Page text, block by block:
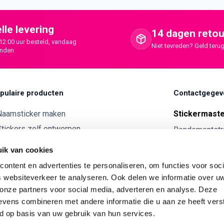
van cookies
en advertenties te personaliseren, om functies voor
websiteverkeer te analyseren. Ook delen we informatie over
partners voor social media, adverteren en analyse. Deze
combineren met andere informatie die u aan ze heeft
op basis van uw gebruik van hun services.
levering
uur besteld, vandaag
14 dagen
Niet tevreden? Geld
producten
maken
zelf ontwerpen
je eigen kunststof tekst
maken
je eigen Vilt tekst
je eigen rally naam sticker
KVK:71793437
BTW nr: